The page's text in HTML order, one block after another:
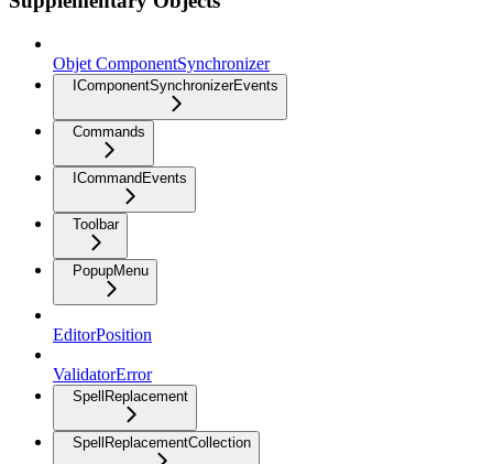
Objet ComponentSynchronizer
IComponentSynchronizerEvents
Commands
ICommandEvents
Toolbar
PopupMenu
EditorPosition
ValidatorError
SpellReplacement
SpellReplacementCollection